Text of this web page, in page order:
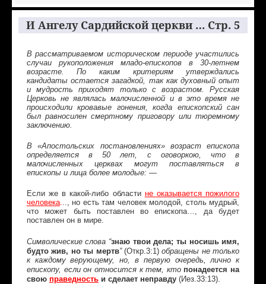
И Ангелу Сардийской церкви … Стр. 5
В рассматриваемом историческом периоде участились
случаи рукоположения младо-епископов в 30-летнем
возрасте. По каким критериям утверждались
кандидаты остается загадкой, так как духовный опыт
и мудрость приходят только с возрастом. Русская
Церковь не являлась малочисленной и в это время не
происходили кровавые гонения, когда епископский сан
был равносилен смертному приговору или тюремному
заключению.
В «Апостольских постановлениях» возраст епископа
определяется в 50 лет, с оговоркою, что в
малочисленных церквах могут поставляться в
епископы и лица более молодые: —
Если же в какой-либо области не оказывается пожилого
человека.
.., но есть там человек молодой, столь мудрый,
что может быть поставлен во епископа…, да будет
поставлен он в мире.
Символические слова “знаю твои дела; ты носишь имя,
будто жив, но ты мертв” (Откр.3:1)обращены не только
к каждому верующему, но, в первую очередь, лично к
епископу, если он относится к тем, кто понадеется на
свою праведностьи сделает неправду (Иез.33:13).